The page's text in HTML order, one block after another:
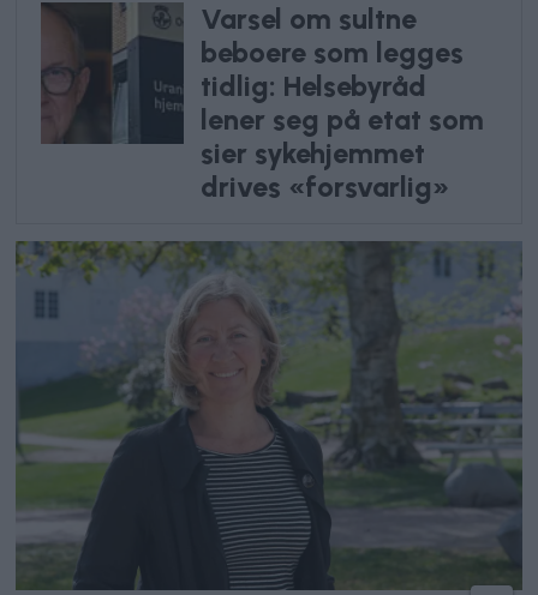
Varsel om sultne
beboere som legges
tidlig: Helsebyråd
lener seg på etat som
sier sykehjemmet
drives «forsvarlig»